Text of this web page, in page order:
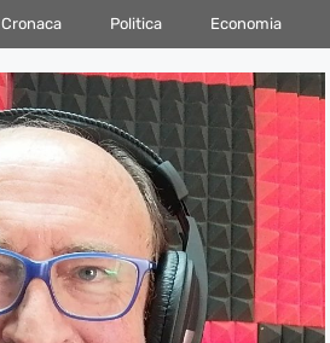
Cronaca Politica Economia